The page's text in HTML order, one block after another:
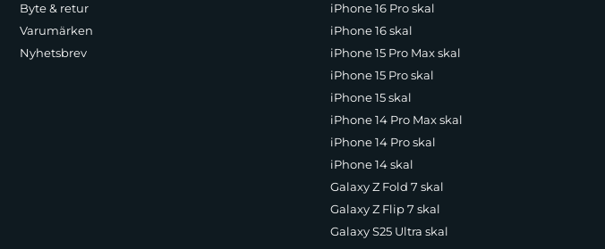
Byte & retur
Varumärken
Nyhetsbrev
iPhone 16 Pro skal
iPhone 16 skal
iPhone 15 Pro Max skal
iPhone 15 Pro skal
iPhone 15 skal
iPhone 14 Pro Max skal
iPhone 14 Pro skal
iPhone 14 skal
Galaxy Z Fold 7 skal
Galaxy Z Flip 7 skal
Galaxy S25 Ultra skal